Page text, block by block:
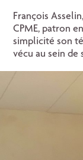
François
CPME, patron
simplicité son
vécu au sein de